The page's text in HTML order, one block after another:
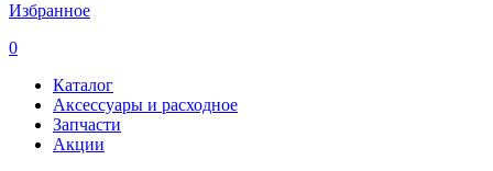
Избранное
0
Каталог
Аксессуары и расходное
Запчасти
Акции